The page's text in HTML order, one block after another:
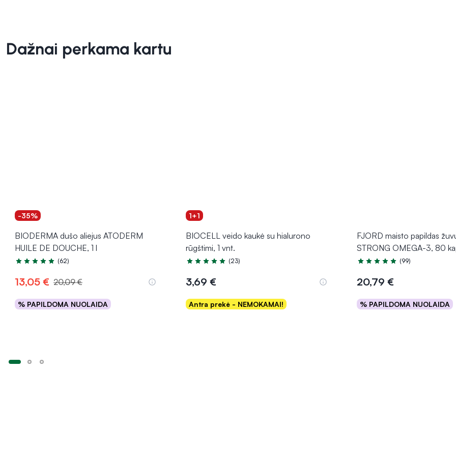
Dažnai perkama kartu
-35%
BIODERMA dušo aliejus ATODERM
HUILE DE DOUCHE, 1 l
Įvertinimas 5.0 iš 5
(62)
13,05 € 20,09 €
% PAPILDOMA NUOLAIDA
Į krepšelį
1+1
BIOCELL veido kaukė su hialurono
rūgštimi, 1 vnt.
Įvertinimas 5.0 iš 5
(23)
3,69 €
Antra prekė - NEMOKAMAI!
Į krepšelį
FJORD maisto papildas
STRONG OMEGA-3, 80
Įvertinimas 4.9 iš 5
(99)
20,79 €
% PAPILDOMA NUOLAIDA
Į krepšelį